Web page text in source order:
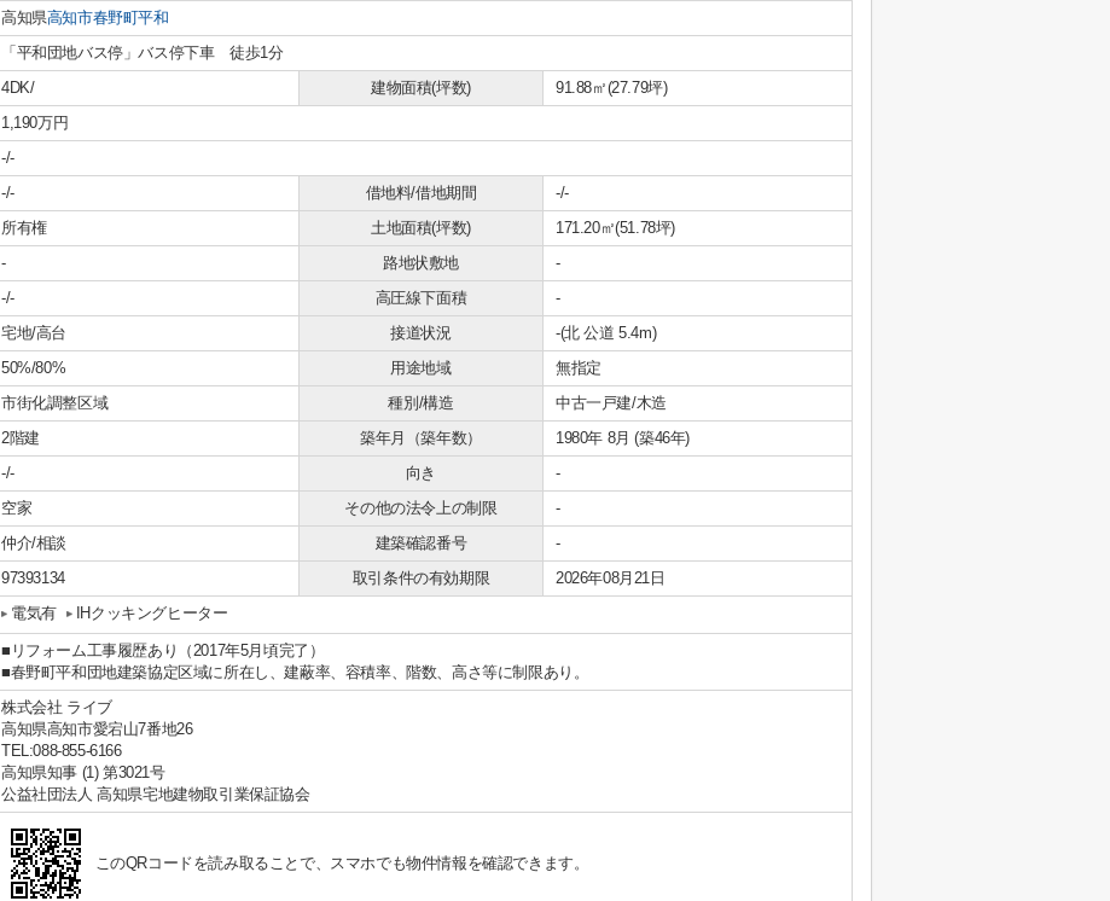
高知県高知市春野町平和
「平和団地バス停」バス停下車 徒歩1分
4DK/ 建物面積(坪数)
91.88㎡(27.79坪)
1,190万円
-/-
-/- 借地料/借地期間
-/-
所有権 土地面積(坪数)
171.20㎡(51.78坪)
- 路地状敷地
-
-/- 高圧線下面積
-
宅地/高台 接道状況
-(北 公道 5.4m)
50%/80% 用途地域
無指定
市街化調整区域 種別/構造
中古一戸建/木造
2階建 築年月（築年数）
1980年 8月 (築46年)
-/- 向き
-
空家 その他の法令上の制限
-
仲介/相談 建築確認番号
-
97393134 取引条件の有効期限
2026年08月21日
電気有 IHクッキングヒーター
■リフォーム工事履歴あり（2017年5月頃完了）
■春野町平和団地建築協定区域に所在し、建蔽率、容積率、階数、高さ等に制限あり。
株式会社 ライブ
高知県高知市愛宕山7番地26
TEL:088-855-6166
高知県知事 (1) 第3021号
公益社団法人 高知県宅地建物取引業保証協会
このQRコードを読み取ることで、スマホでも物件情報を確認できます。